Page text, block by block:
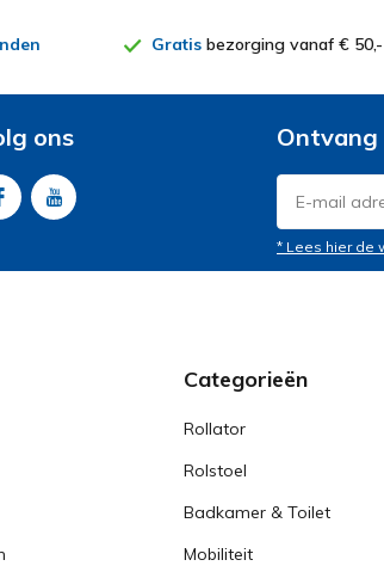
Gratisbezorging vanaf € 50,-
ons Ontvang
* Lees hier de
Categorieën
Rollator
Rolstoel
Badkamer & Toilet
Mobiliteit